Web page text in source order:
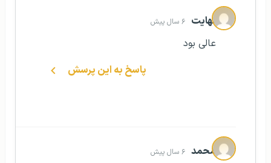
نهایت ۶ سال پیش
عالی بود
پاسخ به این پرسش
محمد ۶ سال پیش